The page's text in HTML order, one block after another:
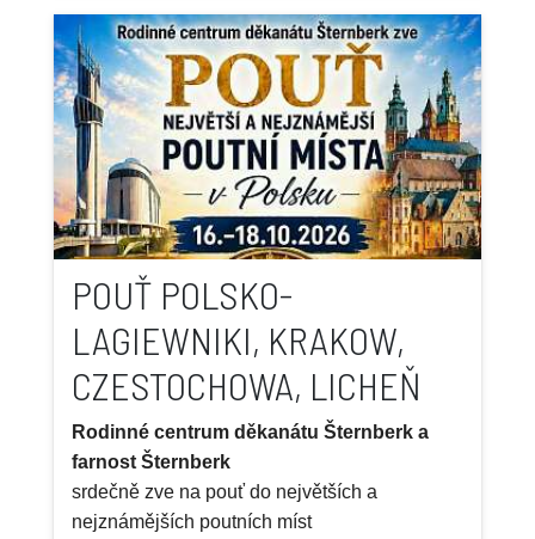
POUŤ POLSKO-
LAGIEWNIKI, KRAKOW,
CZESTOCHOWA, LICHEŇ
Rodinné centrum děkanátu Šternberk a
farnost Šternberk
srdečně zve na pouť do největších a
nejznámějších poutních míst